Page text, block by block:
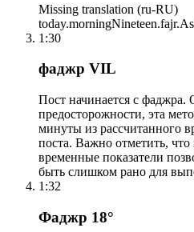
Missing translation (ru-RU)
1:30
фаджр VIL
Пост начинается с фаджра.
предосторожности, эта
минуты из рассчитанного
поста. Важно отметить, что
временные показатели
быть слишком рано для
1:32
Фаджр 18°